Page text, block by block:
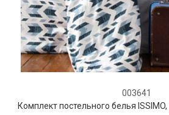
003641
Комплект постельного белья